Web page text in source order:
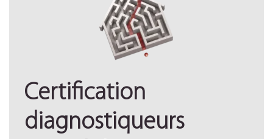
Certification
diagnostiqueurs